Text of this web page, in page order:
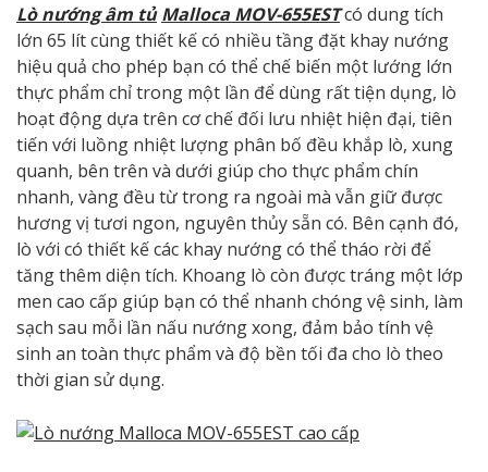
Lò nướng âm tủ Malloca MOV-655ESTcó dung tích
lớn 65 lít cùng thiết kế có nhiều tầng đặt khay nướng
hiệu quả cho phép bạn có thể chế biến một lướng lớn
thực phẩm chỉ trong một lần để dùng rất tiện dụng, lò
hoạt động dựa trên cơ chế đối lưu nhiệt hiện đại, tiên
tiến với luồng nhiệt lượng phân bố đều khắp lò, xung
quanh, bên trên và dưới giúp cho thực phẩm chín
nhanh, vàng đều từ trong ra ngoài mà vẫn giữ được
hương vị tươi ngon, nguyên thủy sẵn có. Bên cạnh đó,
lò với có thiết kế các khay nướng có thể tháo rời để
tăng thêm diện tích. Khoang lò còn được tráng một lớp
men cao cấp giúp bạn có thể nhanh chóng vệ sinh, làm
sạch sau mỗi lần nấu nướng xong, đảm bảo tính vệ
sinh an toàn thực phẩm và độ bền tối đa cho lò theo
thời gian sử dụng.